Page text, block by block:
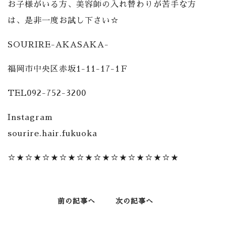
お子様がいる方、美容師の入れ替わりが苦手な方
は、是非一度お試し下さい☆
SOURIRE-AKASAKA-
福岡市中央区赤坂1-11-17-1Ｆ
TEL092-752-3200
Instagram
sourire.hair.fukuoka
☆★☆★☆★☆★☆★☆★☆★☆★☆★☆★
前の記事へ 次の記事へ